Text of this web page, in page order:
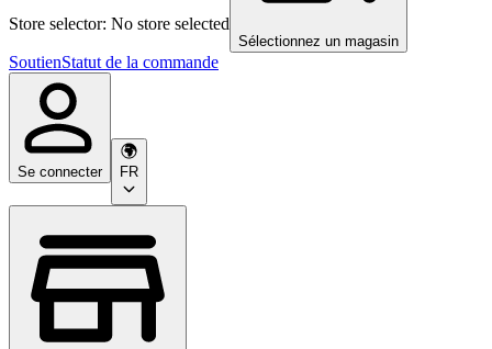
Store selector: No store selected
Sélectionnez un magasin
SoutienStatut de la commande
Se connecter FR